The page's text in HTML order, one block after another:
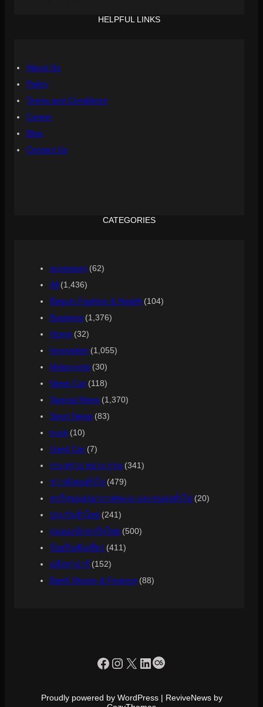
HELPFUL LINKS
About Us
Policy
Terms and Conditions
Career
Blog
Contact Us
CATEGORIES
accessory (62)
All (1,436)
Beauty Fashion & Health (104)
Business (1,376)
Home (32)
Innovation (1,055)
Motorcycle (30)
News Car (118)
Special News (1,370)
Sport News (83)
truck (10)
Used Car (7)
กระทรวง ทบวง กรม (341)
ข่าวสังคมทั่วไป (479)
ธุรกิจขนส่งอากาศทะเล และขนส่งทั่วไป (20)
ประกันทั่วไทย (241)
มุมมองนักธุรกิจไทย (500)
ร้อยกินพันเที่ยว (411)
อสังหาน่ารู้ (152)
ฺBanK Money & Finance (88)
https://www.facebook.com/profile.php?id=100090086432719
Instagram
X LinkedIn
Last.fm
Proudly powered by WordPress | ReviveNews by